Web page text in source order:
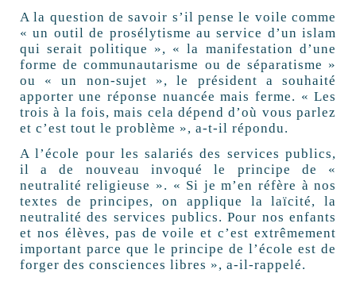
A la question de savoir s’il pense le voile comme
« un outil de prosélytisme au service d’un islam
qui serait politique », « la manifestation d’une
forme de communautarisme ou de séparatisme »
ou « un non-sujet », le président a souhaité
apporter une réponse nuancée mais ferme. « Les
trois à la fois, mais cela dépend d’où vous parlez
et c’est tout le problème », a-t-il répondu.
A l’école pour les salariés des services publics,
il a de nouveau invoqué le principe de «
neutralité religieuse ». « Si je m’en réfère à nos
textes de principes, on applique la laïcité, la
neutralité des services publics. Pour nos enfants
et nos élèves, pas de voile et c’est extrêmement
important parce que le principe de l’école est de
forger des consciences libres », a-il-rappelé.